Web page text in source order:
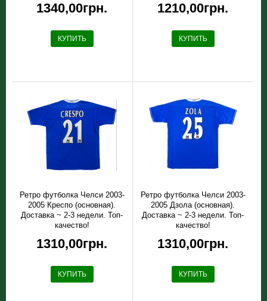
1340,00грн.
КУПИТЬ
1210,00грн.
КУПИТЬ
Ретро футболка Челси 2003-
2005 Креспо (основная).
Доставка ~ 2-3 недели. Топ-
качество!
1310,00грн.
КУПИТЬ
Ретро футболка Челси 2003-
2005 Дзола (основная).
Доставка ~ 2-3 недели. Топ-
качество!
1310,00грн.
КУПИТЬ